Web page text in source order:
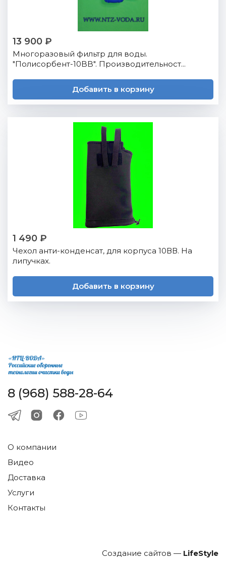
13 900 ₽
Многоразовый фильтр для воды.
"Полисорбент-10BB". Производительност...
Добавить в корзину
1 490 ₽
Чехол анти-конденсат, для корпуса 10ВВ. На
липучках.
Добавить в корзину
8 (968) 588-28-64
О компании
Видео
Доставка
Услуги
Контакты
Создание сайтов — LifeStyle